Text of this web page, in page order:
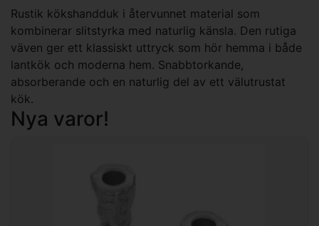
Rustik kökshandduk i återvunnet material som
kombinerar slitstyrka med naturlig känsla. Den rutiga
väven ger ett klassiskt uttryck som hör hemma i både
lantkök och moderna hem. Snabbtorkande,
absorberande och en naturlig del av ett välutrustat
kök.
Nya varor!